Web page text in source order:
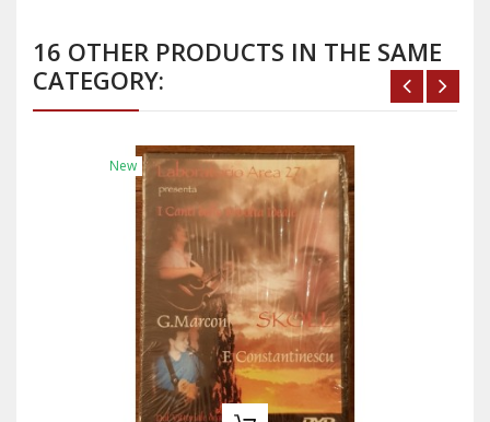
16 OTHER PRODUCTS IN THE SAME
CATEGORY:
New